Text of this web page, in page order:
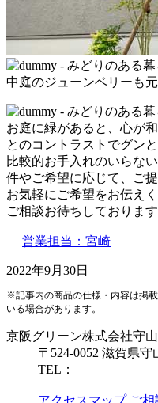
中庭のジューンベリーも
お庭に緑があると、心が
とのコントラストでグン
比較的お手入れのいらな
件やご希望に応じて、ご
お気軽にご希望をお伝えく
ご相談お待ちしております
営業担当：宮崎
2022年9月30日
※記事内の商品の仕様・内容は掲
いる場合があります。
京阪グリーン株式会社守
〒524-0052 滋賀県守
TEL：
アクセスマップ ご